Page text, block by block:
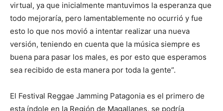
virtual, ya que inicialmente mantuvimos la esperanza que
todo mejoraría, pero lamentablemente no ocurrió y fue
esto lo que nos movió a intentar realizar una nueva
versión, teniendo en cuenta que la música siempre es
buena para pasar los males, es por esto que esperamos
sea recibido de esta manera por toda la gente”.
El Festival Reggae Jamming Patagonia es el primero de
esta índole en la Región de Magallanes, se podría